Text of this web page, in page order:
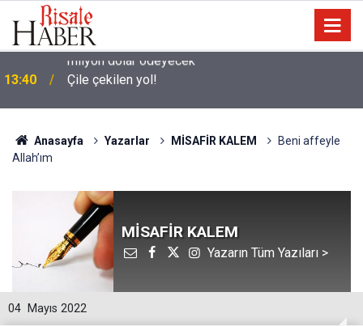
13:40 Çile çekilen yol!
Anasayfa Yazarlar MİSAFİR KALEM
Beni affeyle
Allah’ım
MİSAFİR KALEM
Yazarın Tüm Yazıları >
04 Mayıs 2022